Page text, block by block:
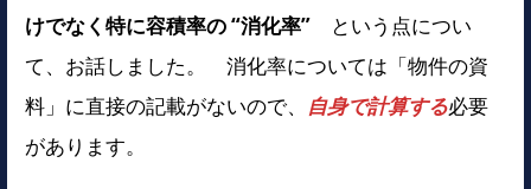
けでなく特に容積率の “消化率”
という点につい
て、お話しました。 消化率については「物件の資
料」に直接の記載がないので、 自身で計算する必要
があります。